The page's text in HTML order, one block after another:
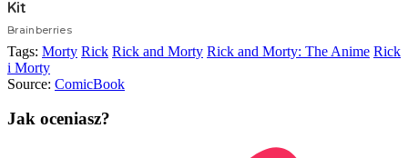
Tags: Morty Rick Rick and Morty Rick and Morty: The Anime Rick
i Morty
Source: ComicBook
Jak oceniasz?